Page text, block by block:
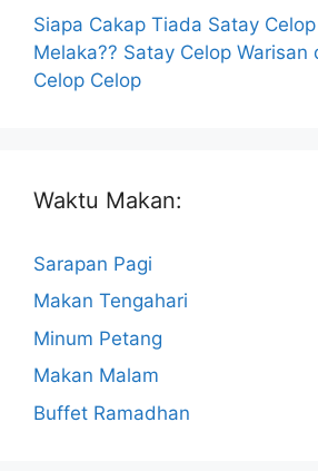
Siapa Cakap Tiada Satay
Melaka?? Satay Celop Warisan
Celop Celop
Waktu Makan:
Sarapan Pagi
Makan Tengahari
Minum Petang
Makan Malam
Buffet Ramadhan